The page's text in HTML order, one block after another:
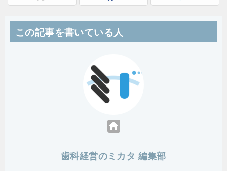
この記事を書いている人
歯科経営のミカタ 編集部